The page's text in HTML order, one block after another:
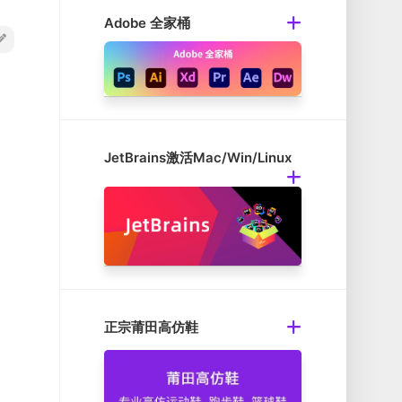
Adobe 全家桶
JetBrains激活Mac/Win/Linux
正宗莆田高仿鞋